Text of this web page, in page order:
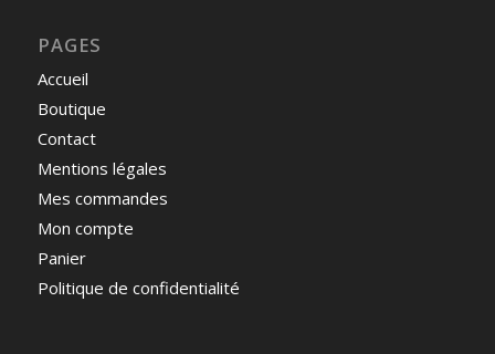
PAGES
Accueil
Boutique
Contact
Mentions légales
Mes commandes
Mon compte
Panier
Politique de confidentialité